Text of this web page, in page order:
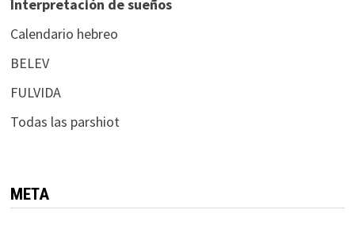
Interpretación de sueños
Calendario hebreo
BELEV
FULVIDA
Todas las parshiot
META